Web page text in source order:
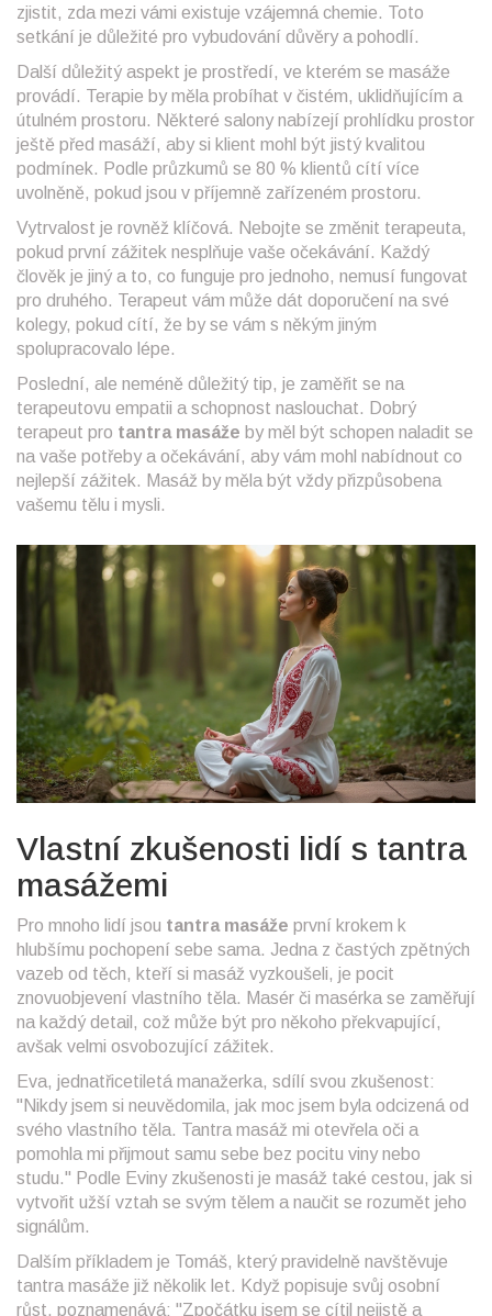
zjistit, zda mezi vámi existuje vzájemná chemie. Toto
setkání je důležité pro vybudování důvěry a pohodlí.
Další důležitý aspekt je prostředí, ve kterém se masáže
provádí. Terapie by měla probíhat v čistém, uklidňujícím a
útulném prostoru. Některé salony nabízejí prohlídku prostor
ještě před masáží, aby si klient mohl být jistý kvalitou
podmínek. Podle průzkumů se 80 % klientů cítí více
uvolněně, pokud jsou v příjemně zařízeném prostoru.
Vytrvalost je rovněž klíčová. Nebojte se změnit terapeuta,
pokud první zážitek nesplňuje vaše očekávání. Každý
člověk je jiný a to, co funguje pro jednoho, nemusí fungovat
pro druhého. Terapeut vám může dát doporučení na své
kolegy, pokud cítí, že by se vám s někým jiným
spolupracovalo lépe.
Poslední, ale neméně důležitý tip, je zaměřit se na
terapeutovu empatii a schopnost naslouchat. Dobrý
terapeut pro tantra masáže by měl být schopen naladit se
na vaše potřeby a očekávání, aby vám mohl nabídnout co
nejlepší zážitek. Masáž by měla být vždy přizpůsobena
vašemu tělu i mysli.
Vlastní zkušenosti lidí s tantra
masážemi
Pro mnoho lidí jsou tantra masáže první krokem k
hlubšímu pochopení sebe sama. Jedna z častých zpětných
vazeb od těch, kteří si masáž vyzkoušeli, je pocit
znovuobjevení vlastního těla. Masér či masérka se zaměřují
na každý detail, což může být pro někoho překvapující,
avšak velmi osvobozující zážitek.
Eva, jednatřicetiletá manažerka, sdílí svou zkušenost:
"Nikdy jsem si neuvědomila, jak moc jsem byla odcizená od
svého vlastního těla. Tantra masáž mi otevřela oči a
pomohla mi přijmout samu sebe bez pocitu viny nebo
studu." Podle Eviny zkušenosti je masáž také cestou, jak si
vytvořit užší vztah se svým tělem a naučit se rozumět jeho
signálům.
Dalším příkladem je Tomáš, který pravidelně navštěvuje
tantra masáže již několik let. Když popisuje svůj osobní
růst, poznamenává: "Zpočátku jsem se cítil nejistě a